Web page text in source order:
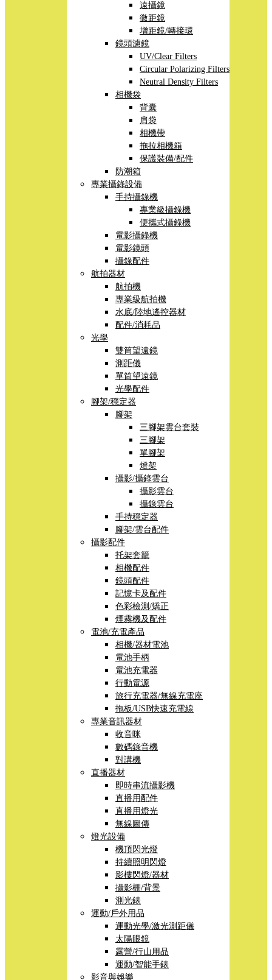
遠攝鏡
微距鏡
增距鏡/轉接環
鏡頭濾鏡
UV/Clear Filters
Circular Polarizing Filters
Neutral Density Filters
相機袋
背囊
肩袋
相機帶
拖拉相機箱
保護裝備/配件
防潮箱
專業攝錄設備
手持攝錄機
專業級攝錄機
便攜式攝錄機
電影攝錄機
電影鏡頭
攝錄配件
航拍器材
航拍機
專業級航拍機
水底/陸地遙控器材
配件/消耗品
光學
雙筒望遠鏡
測距儀
單筒望遠鏡
光學配件
腳架/穩定器
腳架
三腳架雲台套裝
三腳架
單腳架
燈架
攝影/攝錄雲台
攝影雲台
攝錄雲台
手持穩定器
腳架/雲台配件
攝影配件
托架套籠
相機配件
鏡頭配件
記憶卡及配件
色彩檢測/矯正
煙霧機及配件
電池/充電產品
相機/器材電池
電池手柄
電池充電器
行動電源
旅行充電器/無線充電座
拖板/USB快速充電線
專業音訊器材
收音咪
數碼錄音機
對講機
直播器材
即時串流攝影機
直播用配件
直播用燈光
無線圖傳
燈光設備
機頂閃光燈
持續照明閃燈
影樓閃燈/器材
攝影棚/背景
測光錶
運動/戶外用品
運動光學/激光測距儀
太陽眼鏡
露營/行山用品
運動/智能手錶
影音與娛樂